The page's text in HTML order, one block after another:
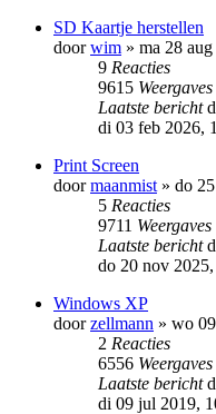
SD Kaartje herstellen
doorwim » ma 28
9 Reacties
9615 Weergaves
Laatste bericht
di 03 feb 2026,
Print Screen
doormaanmist » do
5 Reacties
9711 Weergaves
Laatste bericht
do 20 nov
Windows XP
doorzellmann » wo
2 Reacties
6556 Weergaves
Laatste bericht
di 09 jul 2019,